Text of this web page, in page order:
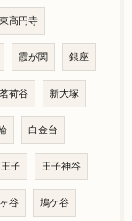
東高円寺
霞が関 銀座
茗荷谷 新大塚
白金台
王子 王子神谷
谷 鳩ケ谷